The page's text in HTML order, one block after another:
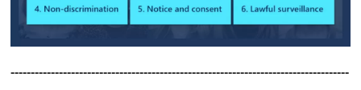
------------------------------------------------------------------------------------